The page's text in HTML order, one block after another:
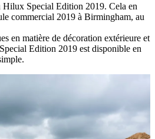
Hilux Special Edition 2019. Cela en
commercial 2019 à Birmingham, au
en matière de décoration extérieure et
Edition 2019 est disponible en